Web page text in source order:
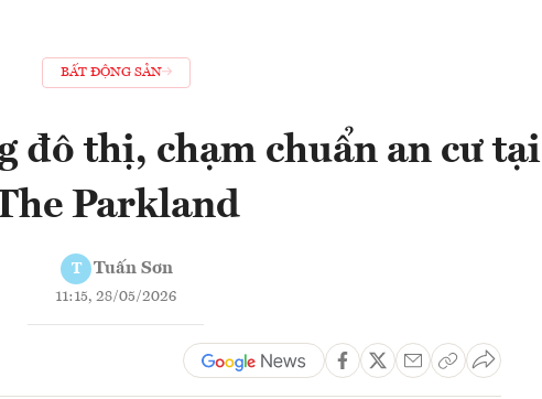
BẤT ĐỘNG SẢN
đô thị, chạm chuẩn an cư tại
Parkland
T Tuấn Sơn
11:15, 28/05/2026